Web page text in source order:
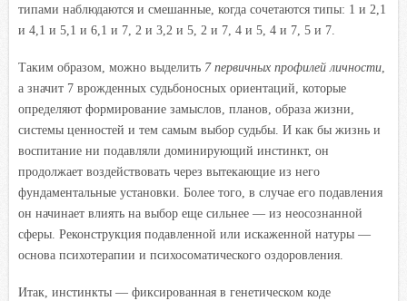
типами наблюдаются и смешанные, когда сочетаются типы: 1 и 2,1
и 4,1 и 5,1 и 6,1 и 7, 2 и 3,2 и 5, 2 и 7, 4 и 5, 4 и 7, 5 и 7.
Таким образом, можно выделить 7 первичных профилей личности
а значит 7 врожденных судьбоносных ориентаций, которые
определяют формирование замыслов, планов, образа жизни,
системы ценностей и тем самым выбор судьбы. И как бы жизнь и
воспитание ни подавляли доминирующий инстинкт, он
продолжает воздействовать через вытекающие из него
фундаментальные установки. Более того, в случае его подавления
он начинает влиять на выбор еще сильнее — из неосознанной
сферы. Реконструкция подавленной или искаженной натуры —
основа психотерапии и психосоматического оздоровления.
Итак, инстинкты — фиксированная в генетическом коде